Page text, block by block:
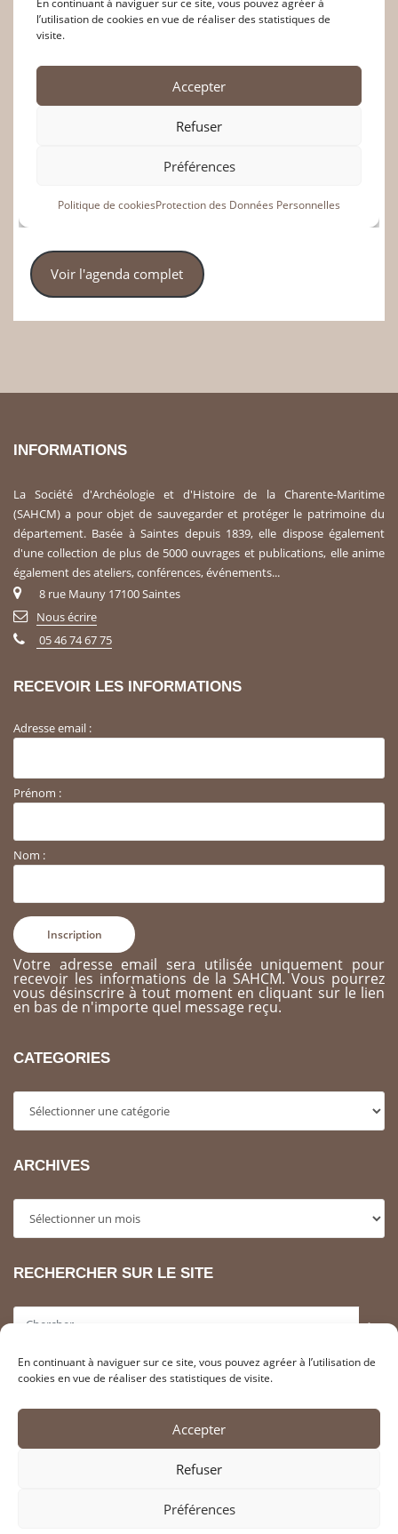
En continuant à naviguer sur ce site, vous pouvez agréer à l’utilisation de
cookies en vue de réaliser des statistiques de visite.
Accepter
Refuser
Préférences
Voir l'agenda complet
INFORMATIONS
La Société d'Archéologie et d'Histoire de la Charente-Maritime
(SAHCM) a pour objet de sauvegarder et protéger le patrimoine du
département. Basée à Saintes depuis 1839, elle dispose également
d'une collection de plus de 5000 ouvrages et publications, elle anime
également des ateliers, conférences, événements...
8 rue Mauny 17100 Saintes
Nous écrire
05 46 74 67 75
RECEVOIR LES INFORMATIONS
Adresse email :
Prénom :
Nom :
Votre adresse email sera utilisée uniquement pour
recevoir les informations de la SAHCM. Vous pourrez
vous désinscrire à tout moment en cliquant sur le lien
en bas de n'importe quel message reçu.
CATEGORIES
ARCHIVES
RECHERCHER SUR LE SITE
>
INFORMATIONS LÉGALES
Adhérer à l’association SAHCM
Contacter la SahCM